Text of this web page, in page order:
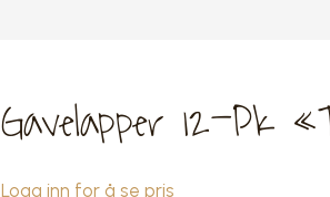
Gavelapper 12-Pk
Logg inn for å se pris